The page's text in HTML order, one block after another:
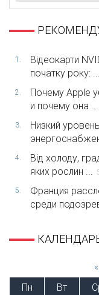
1.
Відеокарти
початку року: ...
2.
Почему Apple
и почему она ...
3.
Низкий
4.
Від холоду,
яких рослин ...
5.
Франция
среди
«
Пн
Вт